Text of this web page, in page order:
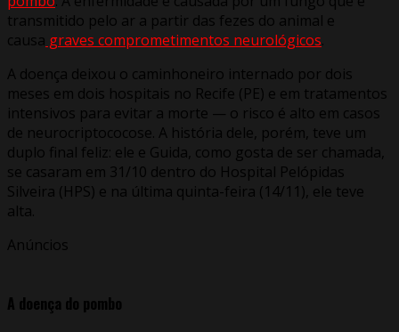
transmitido pelo ar a partir das fezes do animal e
causa graves comprometimentos neurológicos.
A doença deixou o caminhoneiro internado por dois
meses em dois hospitais no Recife (PE) e em tratamentos
intensivos para evitar a morte — o risco é alto em casos
de neurocriptococose. A história dele, porém, teve um
duplo final feliz: ele e Guida, como gosta de ser chamada,
se casaram em 31/10 dentro do Hospital Pelópidas
Silveira (HPS) e na última quinta-feira (14/11), ele teve
alta.
Anúncios
A doença do pombo